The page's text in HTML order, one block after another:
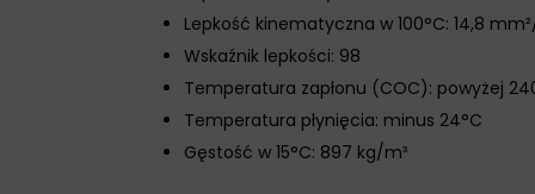
Lepkość kinematyczna w 100°C: 14,8
Wskaźnik lepkości: 98
Temperatura zapłonu (COC): powyżej
Temperatura płynięcia: minus 24°C
Gęstość w 15°C: 897 kg/m³